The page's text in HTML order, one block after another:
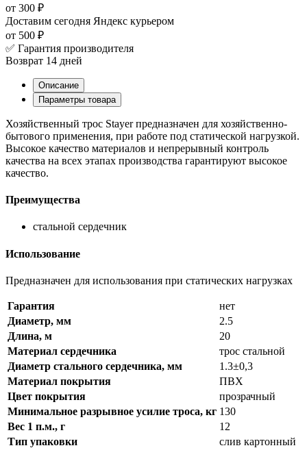
от 300 ₽
Доставим сегодня Яндекс курьером
от 500 ₽
✅ Гарантия производителя
Возврат 14 дней
Описание
Параметры товара
Хозяйственный трос Stayer предназначен для хозяйственно-
бытового применения, при работе под статической нагрузкой.
Высокое качество материалов и непрерывный контроль
качества на всех этапах производства гарантируют высокое
качество.
Преимущества
стальной сердечник
Использование
Предназначен для использования при статических нагрузках
Гарантия
нет
Диаметр, мм
2.5
Длина, м
20
Материал сердечника
трос стальной
Диаметр стального сердечника, мм
1.3±0,3
Материал покрытия
ПВХ
Цвет покрытия
прозрачный
Минимальное разрывное усилие троса, кг 130
Вес 1 п.м., г
12
Тип упаковки
слив картонный